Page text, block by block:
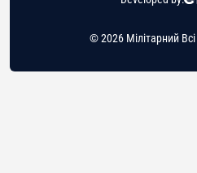
© 2026 Мілітарний